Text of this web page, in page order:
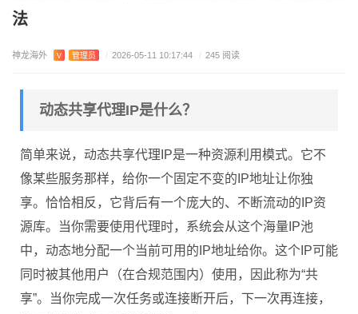
法
神龙海外 V 管理员 / 2026-05-11 10:17:44 / 245 阅读
动态共享代理IP是什么？
简单来说，动态共享代理IP是一种资源利用模式。它不
像某些服务那样，给你一个固定不变的IP地址让你独
享。恰恰相反，它背后有一个庞大的、不断流动的IP资
源库。当你需要使用代理时，系统会从这个海量IP池
中，动态地分配一个当前可用的IP地址给你。这个IP可能
同时被其他用户（在合规范围内）使用，因此称为“共
享”。当你完成一次任务或连接断开后，下一次再连接，